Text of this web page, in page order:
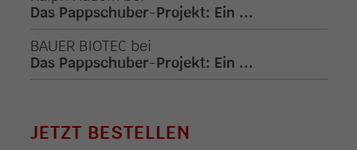
Das Pappschuber-Projekt: Ein ...
BAUER BIOTEC bei
Das Pappschuber-Projekt: Ein ...
JETZT BESTELLEN